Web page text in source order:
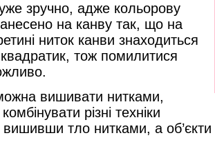
зручно, адже кольорову
на канву так, що на
ниток канви знаходиться
тож помилитися
вишивати нитками,
різні техніки
тло нитками, а